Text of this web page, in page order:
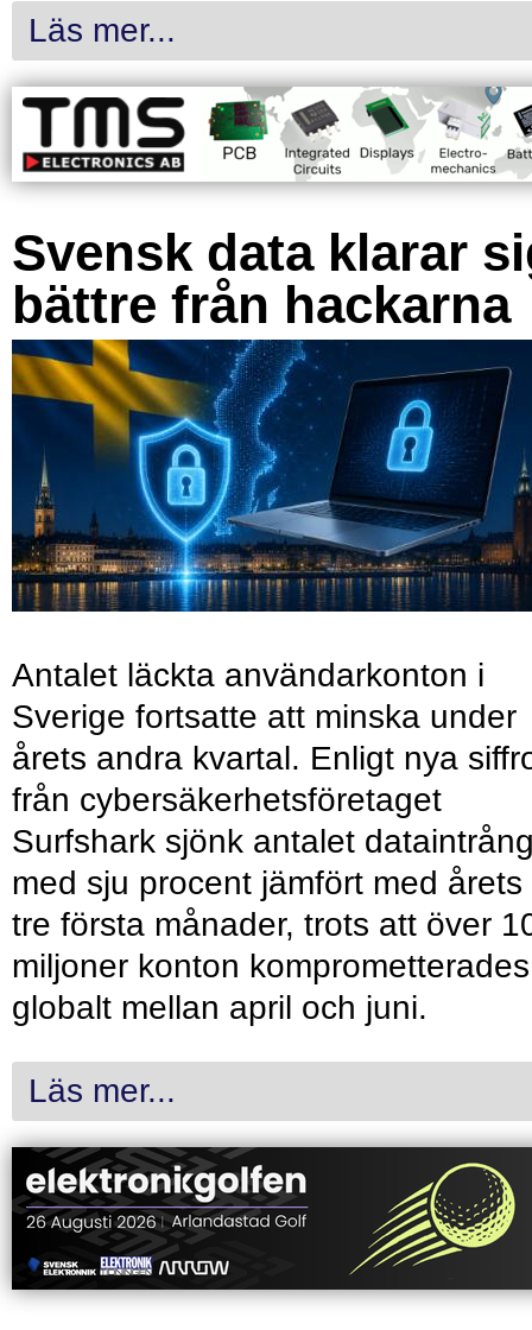
Läs mer...
Svensk data klarar
bättre från hackarna
Antalet läckta användarkonton i
Sverige fortsatte att minska under
årets andra kvartal. Enligt nya
från cybersäkerhetsföretaget
Surfshark sjönk antalet
med sju procent jämfört med årets
tre första månader, trots att över
miljoner konton komprometterades
globalt mellan april och juni.
Läs mer...